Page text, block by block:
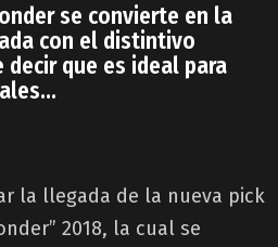
se convierte en la
con el distintivo
decir que es ideal para
la llegada de la nueva pick
2018, la cual se